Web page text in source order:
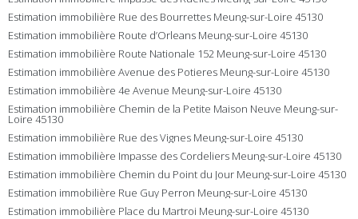
Estimation immobilière Rue des Bourrettes Meung-sur-Loire 45130
Estimation immobilière Route d’Orleans Meung-sur-Loire 45130
Estimation immobilière Route Nationale 152 Meung-sur-Loire 45130
Estimation immobilière Avenue des Potieres Meung-sur-Loire 45130
Estimation immobilière 4e Avenue Meung-sur-Loire 45130
Estimation immobilière Chemin de la Petite Maison Neuve Meung-sur-
Loire 45130
Estimation immobilière Rue des Vignes Meung-sur-Loire 45130
Estimation immobilière Impasse des Cordeliers Meung-sur-Loire 45130
Estimation immobilière Chemin du Point du Jour Meung-sur-Loire 45130
Estimation immobilière Rue Guy Perron Meung-sur-Loire 45130
Estimation immobilière Place du Martroi Meung-sur-Loire 45130